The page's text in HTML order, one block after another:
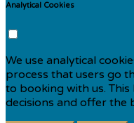
Analytical Cookies
We use analytical
process that users go
to booking with us.
decisions and offer the